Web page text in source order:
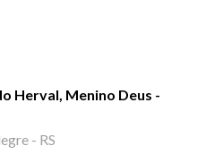
Herval, Menino Deus -
- RS